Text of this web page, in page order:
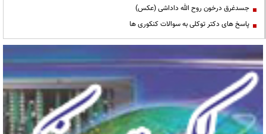
جسدغرق درخون روح الله داداشی (عکس)
پاسخ های دکتر توکلی به سوالات کنکوری ها